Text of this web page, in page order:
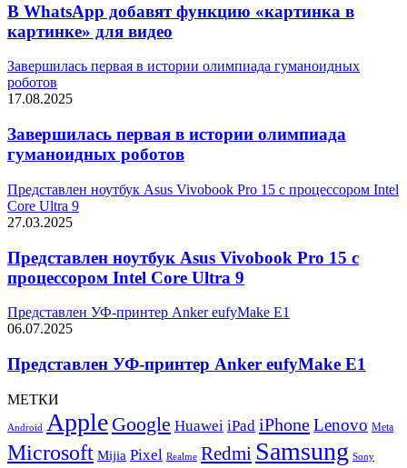
В WhatsApp добавят функцию «картинка в
картинке» для видео
Завершилась первая в истории олимпиада гуманоидных
роботов
17.08.2025
Завершилась первая в истории олимпиада
гуманоидных роботов
Представлен ноутбук Asus Vivobook Pro 15 с процессором Intel
Core Ultra 9
27.03.2025
Представлен ноутбук Asus Vivobook Pro 15 с
процессором Intel Core Ultra 9
Представлен УФ-принтер Anker eufyMake E1
06.07.2025
Представлен УФ-принтер Anker eufyMake E1
МЕТКИ
Android Apple Google Huawei iPad iPhoneLenovo Meta
Microsoft Mijia Pixel Realme Redmi Samsung Sony